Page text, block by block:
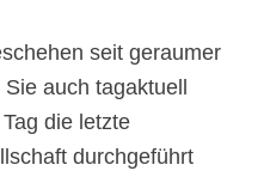
seit geraumer
auch tagaktuell
die letzte
durchgeführt